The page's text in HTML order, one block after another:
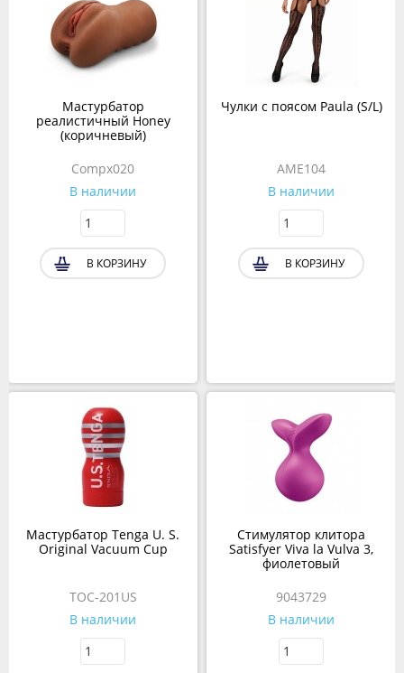
Мастурбатор
реалистичный Honey
(коричневый)
Compx020
В наличии
В КОРЗИНУ
Мастурбатор Tenga U. S.
Original Vacuum Cup
TOC-201US
В наличии
Чулки с поясом Paula (S/L)
AME104
В наличии
В КОРЗИНУ
Стимулятор клитора
Satisfyer Viva la Vulva 3,
фиолетовый
9043729
В наличии